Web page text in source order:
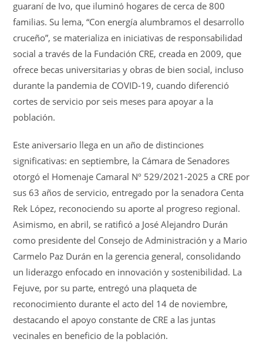
guaraní de Ivo, que iluminó hogares de cerca de 800
familias. Su lema, “Con energía alumbramos el desarrollo
cruceño”, se materializa en iniciativas de responsabilidad
social a través de la Fundación CRE, creada en 2009, que
ofrece becas universitarias y obras de bien social, incluso
durante la pandemia de COVID-19, cuando diferenció
cortes de servicio por seis meses para apoyar a la
población.
Este aniversario llega en un año de distinciones
significativas: en septiembre, la Cámara de Senadores
otorgó el Homenaje Camaral Nº 529/2021-2025 a CRE por
sus 63 años de servicio, entregado por la senadora Centa
Rek López, reconociendo su aporte al progreso regional.
Asimismo, en abril, se ratificó a José Alejandro Durán
como presidente del Consejo de Administración y a Mario
Carmelo Paz Durán en la gerencia general, consolidando
un liderazgo enfocado en innovación y sostenibilidad. La
Fejuve, por su parte, entregó una plaqueta de
reconocimiento durante el acto del 14 de noviembre,
destacando el apoyo constante de CRE a las juntas
vecinales en beneficio de la población.